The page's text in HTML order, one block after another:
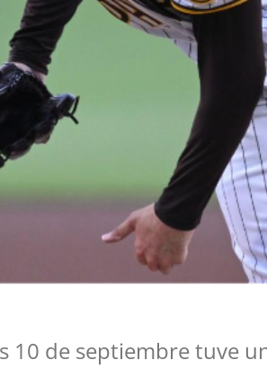
de septiembre tuve